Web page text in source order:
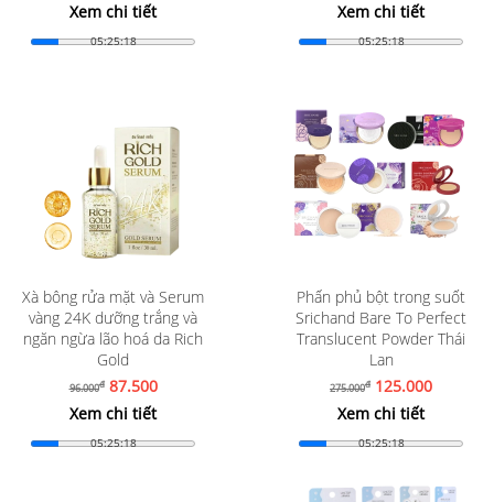
Xem chi tiết
05:25:16
Xem chi tiết
05:25:16
Xà bông rửa mặt và Serum
vàng 24K dưỡng trắng và
ngăn ngừa lão hoá da Rich
Gold
96.000đ87.500
Xem chi tiết
05:25:16
Phấn phủ bột trong suốt
Srichand Bare To Perfect
Translucent Powder Thái
Lan
275.000đ 125.000
Xem chi tiết
05:25:16